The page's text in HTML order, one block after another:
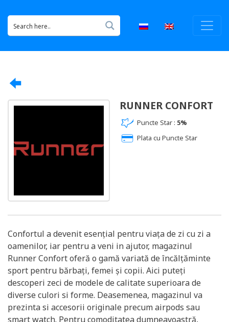
RUNNER CONFORT
Puncte Star : 5%
Plata cu Puncte Star
Confortul a devenit esențial pentru viața de zi cu zi a
oamenilor, iar pentru a veni in ajutor, magazinul
Runner Confort oferă o gamă variată de încălțăminte
sport pentru bărbați, femei și copii. Aici puteți
descoperi zeci de modele de calitate superioara de
diverse culori si forme. Deasemenea, magazinul va
prezinta si accesorii originale precum airpods sau
smart watch. Pentru comoditatea dumneavoastră,